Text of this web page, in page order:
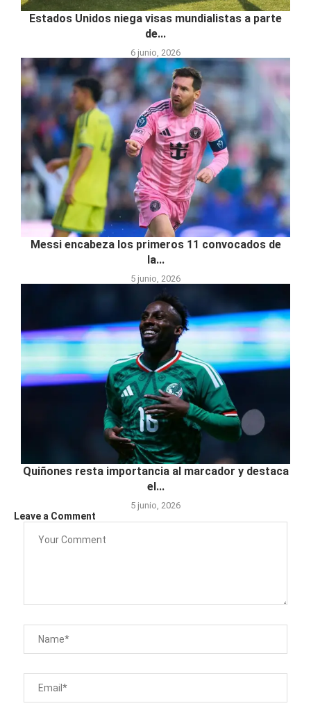
Estados Unidos niega visas mundialistas a parte
de...
6 junio, 2026
Messi encabeza los primeros 11 convocados de
la...
5 junio, 2026
Quiñones resta importancia al marcador y destaca
el...
5 junio, 2026
Leave a Comment